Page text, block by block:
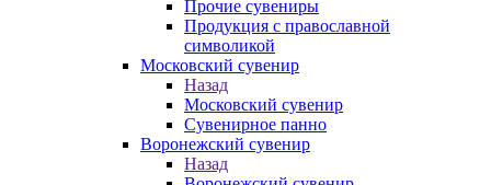
Прочие сувениры
Продукция с православной
символикой
Московский сувенир
Назад
Московский сувенир
Сувенирное панно
Воронежский сувенир
Назад